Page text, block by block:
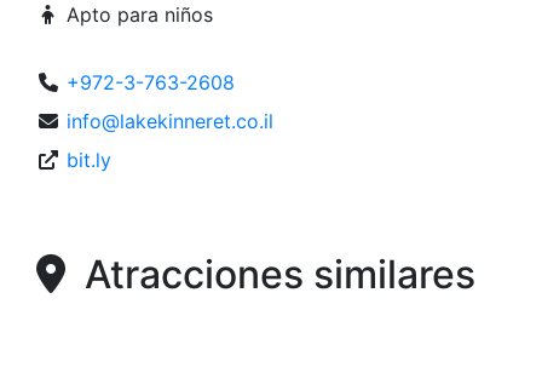
Apto para niños
+972-3-763-2608
info@lakekinneret.co.il
bit.ly
Atracciones similares